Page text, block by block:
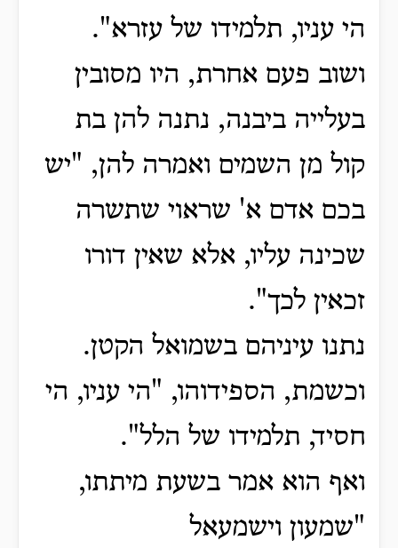
הי עניו, תלמידו של עזרא".
ושוב פעם אחרת, היו מסובין
בעלייה ביבנה, נתנה להן בת
קול מן השמים ואמרה להן, "יש
בכם אדם א' שראוי שתשרה
שכינה עליו, אלא שאין דורו
זכאין לכך".
נתנו עיניהם בשמואל הקטן.
וכשמת, הספידוהו, "הי עניו, הי
חסיד, תלמידו של הלל".
ואף הוא אמר בשעת מיתתו,
"שמעון וישמעאל